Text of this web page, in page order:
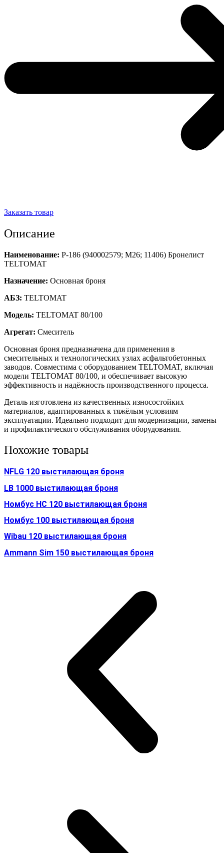
Заказать товар
Описание
Наименование: Р-186 (940002579; M26; 11406) Бронелист
TELTOMAT
Назначение: Основная броня
АБЗ: TELTOMAT
Модель: TELTOMAT 80/100
Агрегат: Смеситель
Основная броня предназначена для применения в
смесительных и технологических узлах асфальтобетонных
заводов. Совместима с оборудованием TELTOMAT, включая
модели TELTOMAT 80/100, и обеспечивает высокую
эффективность и надёжность производственного процесса.
Деталь изготовлена из качественных износостойких
материалов, адаптированных к тяжёлым условиям
эксплуатации. Идеально подходит для модернизации, замены
и профилактического обслуживания оборудования.
Похожие товары
NFLG 120 выстилающая броня
LB 1000 выстилающая броня
Номбус HC 120 выстилающая броня
Номбус 100 выстилающая броня
Wibau 120 выстилающая броня
Ammann Sim 150 выстилающая броня